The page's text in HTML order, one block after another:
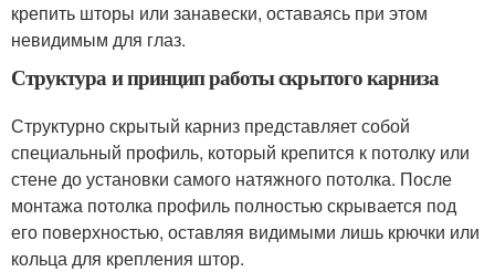
крепить шторы или занавески, оставаясь при этом
невидимым для глаз.
Структура и принцип работы скрытого карниза
Структурно скрытый карниз представляет собой
специальный профиль, который крепится к потолку или
стене до установки самого натяжного потолка. После
монтажа потолка профиль полностью скрывается под
его поверхностью, оставляя видимыми лишь крючки или
кольца для крепления штор.